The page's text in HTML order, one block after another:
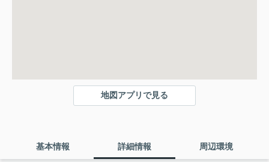
地図アプリで見る
基本情報 詳細情報 周辺環境